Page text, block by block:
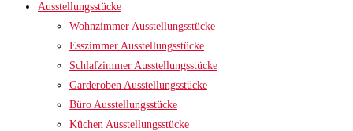
Ausstellungsstücke
Wohnzimmer Ausstellungsstücke
Esszimmer Ausstellungsstücke
Schlafzimmer Ausstellungsstücke
Garderoben Ausstellungsstücke
Büro Ausstellungsstücke
Küchen Ausstellungsstücke